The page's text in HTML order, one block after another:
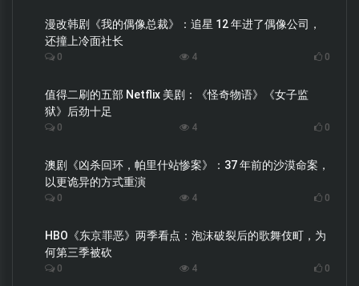
漫改韩剧《我的偶像总裁》：追星 12 年进了偶像公司，
还撞上冷面社长
0 4 0
值得二刷的五部 Netflix 美剧：《怪奇物语》《女子监
狱》后劲十足
0 4 0
澳剧《凶杀回环，帕里什站惨案》：37 年前的沙漠命案，
以更诡异的方式重演
0 4 0
HBO《东京罪恶》两季看点：泡沫破裂后的歌舞伎町，为
何第三季被砍
0 4 0